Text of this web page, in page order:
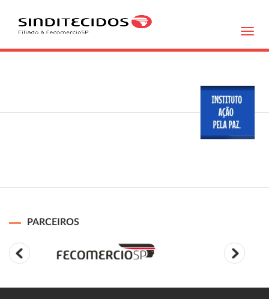
PARCEIROS